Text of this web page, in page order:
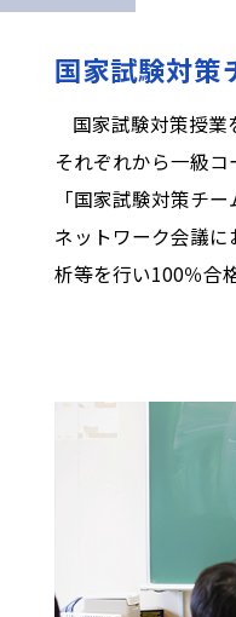
国家試験対策
国家試験対策授業
それぞれから一級
「国家試験対策チ
ネットワーク会議
析等を行い100％合